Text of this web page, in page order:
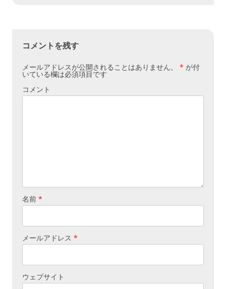
コメントを残す
メールアドレスが公開されることはありません。 * が付
いている欄は必須項目です
コメント
名前 *
メールアドレス *
ウェブサイト